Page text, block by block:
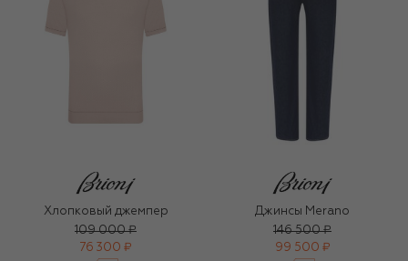
Хлопковый джемпер
109 000 ₽
76 300 ₽
Джинсы Merano
146 500 ₽
99 500 ₽